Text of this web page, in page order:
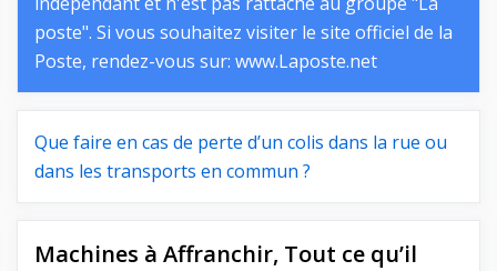
poste". Si vous souhaitez visiter le site officiel de la
Poste, rendez-vous sur: www.Laposte.net
Que faire en cas de perte d’un colis dans la rue ou
dans les transports en commun ?
Machines à Affranchir, Tout ce qu’il